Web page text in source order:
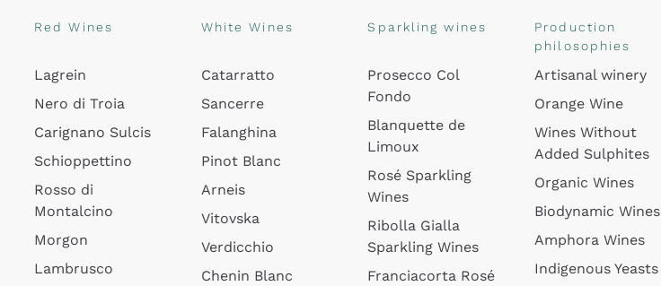
Red Wines
Lagrein
Nero di Troia
Carignano Sulcis
Schioppettino
Rosso di
Montalcino
Morgon
Lambrusco
White Wines
Catarratto
Sancerre
Falanghina
Pinot Blanc
Arneis
Vitovska
Verdicchio
Chenin Blanc
Sparkling wines
Prosecco Col
Fondo
Blanquette de
Limoux
Rosé Sparkling
Wines
Ribolla Gialla
Sparkling Wines
Franciacorta Rosé
Production
philosophies
Artisanal winery
Orange Wine
Wines Without
Added Sulphites
Organic Wines
Biodynamic Wines
Amphora Wines
Indigenous Yeasts